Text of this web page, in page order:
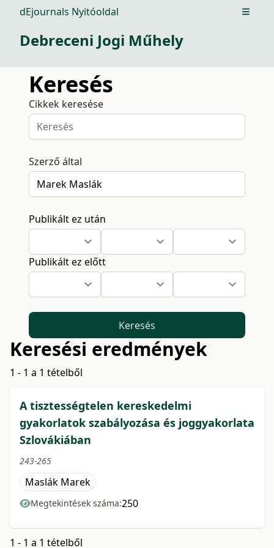
dEjournals Nyitóoldal Open
Debreceni Jogi Műhely
Keresés
Cikkek keresése
Szerző által
Publikált ez után
Publikált ez előtt
Keresés
Keresési eredmények
1 - 1 a 1 tételből
A tisztességtelen kereskedelmi
gyakorlatok szabályozása és joggyakorlata
Szlovákiában
243-265
Maslák Marek
Megtekintések száma:250
1 - 1 a 1 tételből